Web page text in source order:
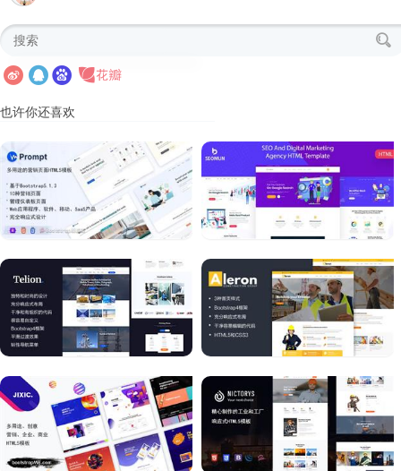
也许你还喜欢